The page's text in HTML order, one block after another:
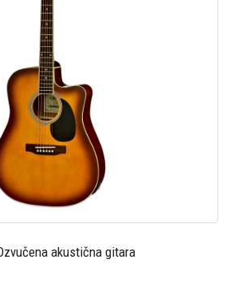
akustična gitara